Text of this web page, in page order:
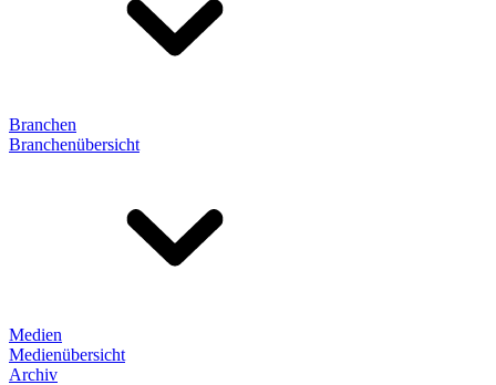
Branchen
Branchenübersicht
Medien
Medienübersicht
Archiv